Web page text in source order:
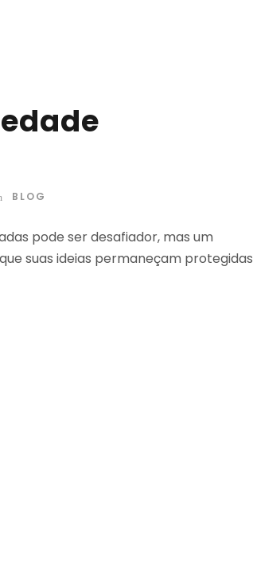
BLOG
pode ser desafiador, mas um
suas ideias permaneçam protegidas